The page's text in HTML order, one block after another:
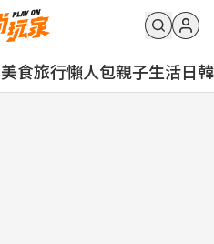
美食旅行懶人包親子生活日韓